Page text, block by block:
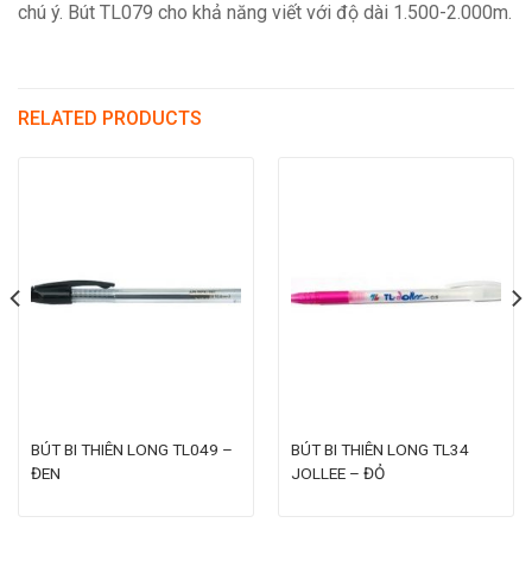
chú ý. Bút TL079 cho khả năng viết với độ dài 1.500-2.000m.
RELATED PRODUCTS
BÚT BI THIÊN LONG TL049 –
ĐEN
BÚT BI THIÊN LONG TL34
JOLLEE – ĐỎ